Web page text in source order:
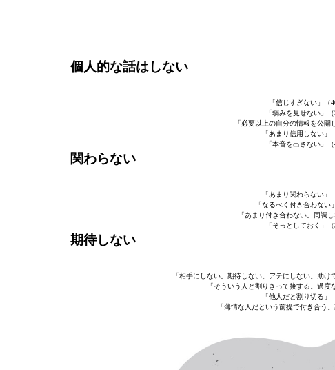
個人的な話はしない
「信じすぎない」（
「弱みを見せない」
「必要以上の自分の情報を公開
「あまり信用しない」
「本音を出さない」
関わらない
「あまり関わらない」
「なるべく付き合わない
「あまり付き合わない。同調
「そっとしておく」
期待しない
「相手にしない。期待しない。アテにしない。助け
「そういう人と割りきって接する。過度
「他人だと割り切る」
「薄情な人だという前提で付き合う